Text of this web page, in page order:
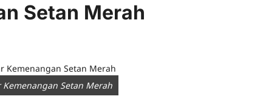
Setan Merah
Setan Merah